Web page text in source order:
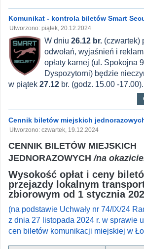
Komunikat - kontrola biletów Smart
Utworzono: piątek, 20.12.2024
W dniu 26.12 br. (czwartek)
odwołań, wyjaśnień i
opłaty karnej (ul. Spokojna
Dyspozytorni) będzie
w piątek 27.12 br. (godz. 15.00 -17.00).
Cennik biletów miejskich
Utworzono: czwartek, 19.12.2024
CENNIK BILETÓW MIEJSKICH
JEDNORAZOWYCH/na
Wysokość opłat i ceny
przejazdy lokalnym
zbiorowym od 1 stycznia
(na podstawie Uchwały nr 74/IX/24
z dnia 27 listopada 2024 r. w sprawie
cen biletów komunikacji miejskiej w